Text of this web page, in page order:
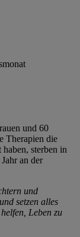
und 60
Therapien die
sterben in
an der
und
setzen alles
Leben zu